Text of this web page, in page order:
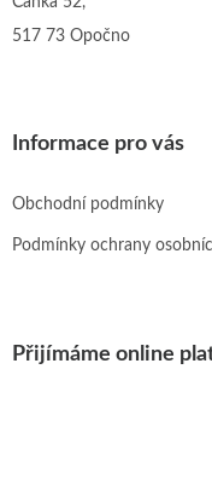
517 73 Opočno
Informace pro vás
Obchodní podmínky
Podmínky ochrany
Přijímáme online